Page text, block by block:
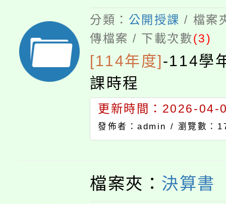
分類： 公開授課 / 檔案
傳檔案 / 下載次數(3)
[114年度]-114學
課時程
更新時間：2026-04-
發佈者：admin / 瀏覽數：
檔案夾： 決算書